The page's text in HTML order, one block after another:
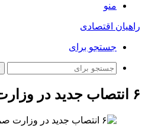
منو
راهیان اقتصادی
جستجو برای
۶ انتصاب جدید در وزارت صمت